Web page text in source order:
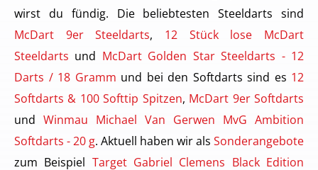
wirst du fündig. Die beliebtesten Steeldarts sind
McDart 9er Steeldarts, 12 Stück lose McDart
Steeldarts und McDart Golden Star Steeldarts - 12
Darts / 18 Gramm und bei den Softdarts sind es 12
Softdarts & 100 Softtip Spitzen, McDart 9er Softdarts
und Winmau Michael Van Gerwen MvG Ambition
Softdarts - 20 g. Aktuell haben wir als Sonderangebote
zum Beispiel Target Gabriel Clemens Black Edition